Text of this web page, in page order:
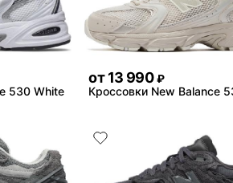
530 White
от 13 990 ₽
Кроссовки New Balance